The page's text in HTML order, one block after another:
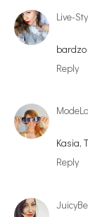
Live-
Reply
Kasia,
Reply